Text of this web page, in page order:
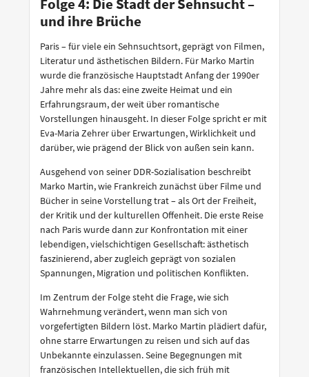
Folge 4: Die Stadt der Sehnsucht –
und ihre Brüche
Paris – für viele ein Sehnsuchtsort, geprägt von Filmen,
Literatur und ästhetischen Bildern. Für Marko Martin
wurde die französische Hauptstadt Anfang der 1990er
Jahre mehr als das: eine zweite Heimat und ein
Erfahrungsraum, der weit über romantische
Vorstellungen hinausgeht. In dieser Folge spricht er mit
Eva-Maria Zehrer über Erwartungen, Wirklichkeit und
darüber, wie prägend der Blick von außen sein kann.
Ausgehend von seiner DDR-Sozialisation beschreibt
Marko Martin, wie Frankreich zunächst über Filme und
Bücher in seine Vorstellung trat – als Ort der Freiheit,
der Kritik und der kulturellen Offenheit. Die erste Reise
nach Paris wurde dann zur Konfrontation mit einer
lebendigen, vielschichtigen Gesellschaft: ästhetisch
faszinierend, aber zugleich geprägt von sozialen
Spannungen, Migration und politischen Konflikten.
Im Zentrum der Folge steht die Frage, wie sich
Wahrnehmung verändert, wenn man sich von
vorgefertigten Bildern löst. Marko Martin plädiert dafür,
ohne starre Erwartungen zu reisen und sich auf das
Unbekannte einzulassen. Seine Begegnungen mit
französischen Intellektuellen, die sich früh mit